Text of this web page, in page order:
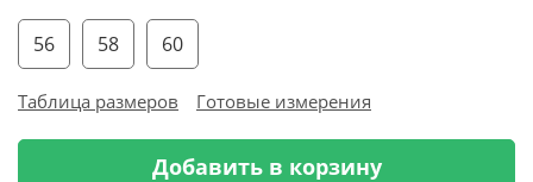
56 58 60
Таблица размеров Готовые измерения
Добавить в корзину